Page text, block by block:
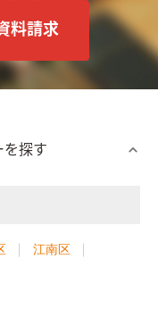
料請求
を探す
江南区